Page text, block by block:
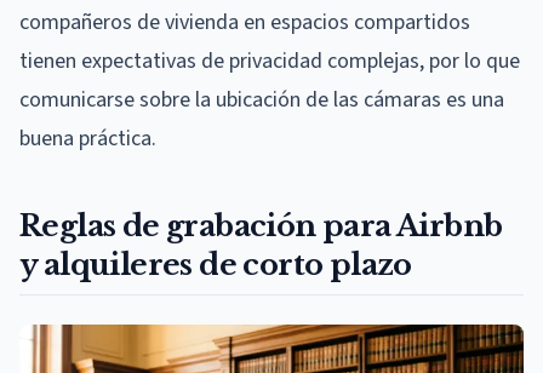
compañeros de vivienda en espacios compartidos
tienen expectativas de privacidad complejas, por lo que
comunicarse sobre la ubicación de las cámaras es una
buena práctica.
Reglas de grabación para Airbnb
y alquileres de corto plazo